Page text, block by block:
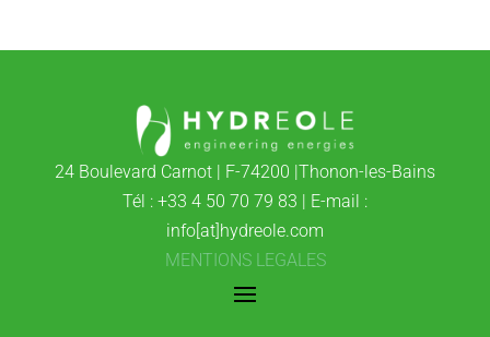
24 Boulevard Carnot | F-74200 |Thonon-les-Bains
Tél : +33 4 50 70 79 83 | E-mail :
info[at]hydreole.com
MENTIONS LEGALES